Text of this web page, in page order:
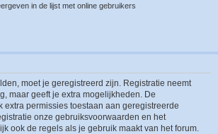
in de lijst met online gebruikers
moet je geregistreerd zijn. Registratie neemt
maar geeft je extra mogelijkheden. De
extra permissies toestaan aan geregistreerde
onze gebruiksvoorwaarden en het
ook de regels als je gebruik maakt van het forum.